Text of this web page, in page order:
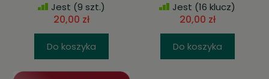
Jest (9 szt.)
20,00 zł
Do koszyka
Jest (16 klucz)
20,00 zł
Do koszyka